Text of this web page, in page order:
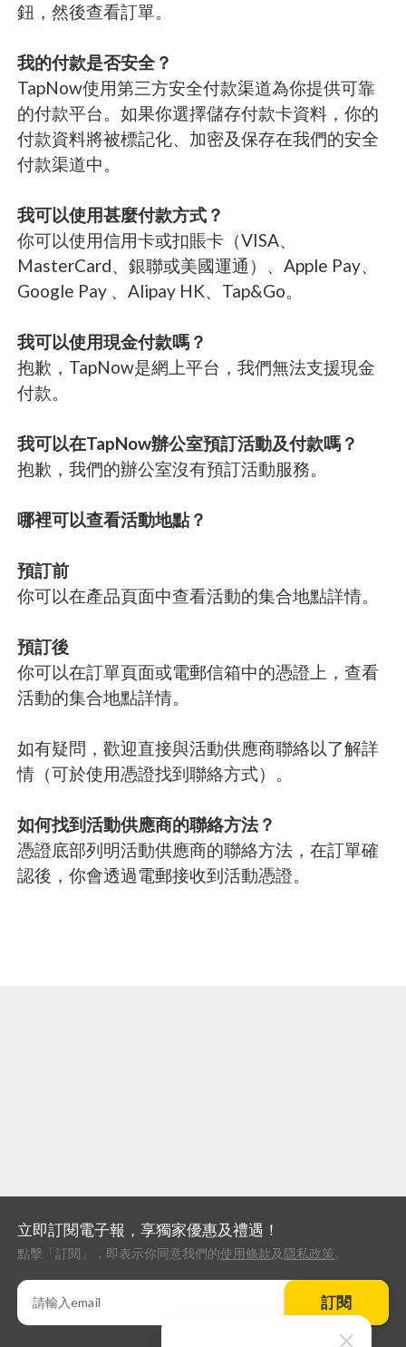
鈕，然後查看訂單。
我的付款是否安全？
TapNow使用第三方安全付款渠道為你提供可靠
的付款平台。如果你選擇儲存付款卡資料，你的
付款資料將被標記化、加密及保存在我們的安全
付款渠道中。
我可以使用甚麼付款方式？
你可以使用信用卡或扣賬卡（VISA、
MasterCard、銀聯或美國運通）、Apple Pay、
Google Pay 、Alipay HK、Tap&Go。
我可以使用現金付款嗎？
抱歉，TapNow是網上平台，我們無法支援現金
付款。
我可以在TapNow辦公室預訂活動及付款嗎？
抱歉，我們的辦公室沒有預訂活動服務。
哪裡可以查看活動地點？
預訂前
你可以在產品頁面中查看活動的集合地點詳情。
預訂後
你可以在訂單頁面或電郵信箱中的憑證上，查看
活動的集合地點詳情。
如有疑問，歡迎直接與活動供應商聯絡以了解詳
情（可於使用憑證找到聯絡方式）。
如何找到活動供應商的聯絡方法？
憑證底部列明活動供應商的聯絡方法，在訂單確
認後，你會透過電郵接收到活動憑證。
立即訂閱電子報，享獨家優惠及禮遇！
點擊「訂閱」，即表示你同意我們的使用條款及 隱私政策。
訂閱